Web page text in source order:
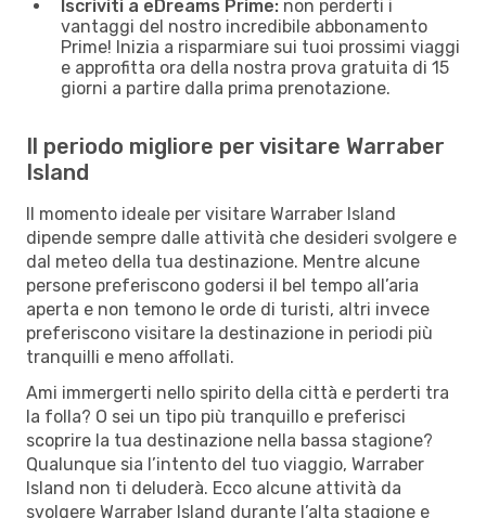
Iscriviti a eDreams Prime: non perderti i
vantaggi del nostro incredibile abbonamento
Prime! Inizia a risparmiare sui tuoi prossimi viaggi
e approfitta ora della nostra prova gratuita di 15
giorni a partire dalla prima prenotazione.
Il periodo migliore per visitare Warraber
Island
Il momento ideale per visitare Warraber Island
dipende sempre dalle attività che desideri svolgere e
dal meteo della tua destinazione. Mentre alcune
persone preferiscono godersi il bel tempo all’aria
aperta e non temono le orde di turisti, altri invece
preferiscono visitare la destinazione in periodi più
tranquilli e meno affollati.
Ami immergerti nello spirito della città e perderti tra
la folla? O sei un tipo più tranquillo e preferisci
scoprire la tua destinazione nella bassa stagione?
Qualunque sia l’intento del tuo viaggio, Warraber
Island non ti deluderà. Ecco alcune attività da
svolgere Warraber Island durante l’alta stagione e